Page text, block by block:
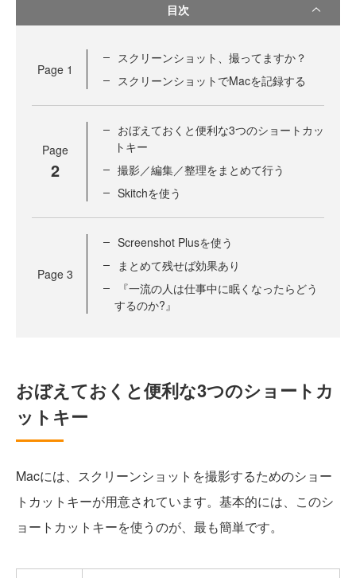
目次
Page 1
スクリーンショット、撮ってますか？
スクリーンショットでMacを記録する
Page
2
おぼえておくと便利な3つのショートカッ
トキー
撮影／編集／整理をまとめて行う
Skitchを使う
Page 3
Screenshot Plusを使う
まとめて残せば効果あり
『一流の人は仕事中に眠くなったらどう
するのか?』
おぼえておくと便利な3つのショートカ
ットキー
Macには、スクリーンショットを撮影するためのショー
トカットキーが用意されています。基本的には、このシ
ョートカットキーを使うのが、最も簡単です。